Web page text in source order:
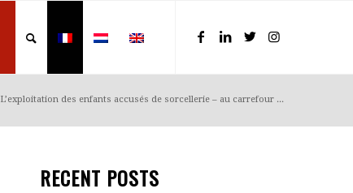
L’exploitation des enfants accusés de sorcellerie – au carrefour ...
RECENT POSTS